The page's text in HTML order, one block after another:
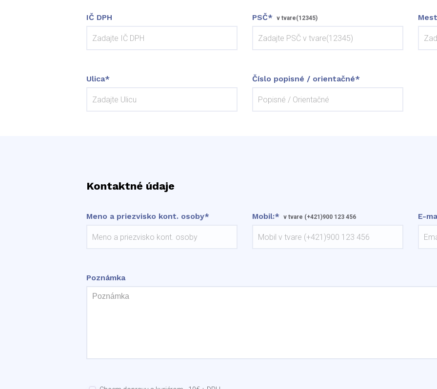
IČ DPH PSČ* v tvare(12345)
Ulica* Číslo popisné / orientačné*
Kontaktné údaje
Meno a priezvisko kont. osoby* Mobil:* v tvare (+421)900 123 456 E-
Poznámka